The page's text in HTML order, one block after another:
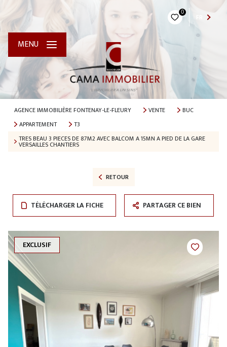
0
MENU
AGENCE IMMOBILIÈRE FONTENAY-LE-FLEURY VENTE
BUC
APPARTEMENT
T3
TRES BEAU 3 PIECES DE 87M2 AVEC BALCOM A 15MN A PIED DE LA GARE
VERSAILLES CHANTIERS
RETOUR
TÉLÉCHARGER LA FICHE PARTAGER CE BIEN
EXCLUSIF